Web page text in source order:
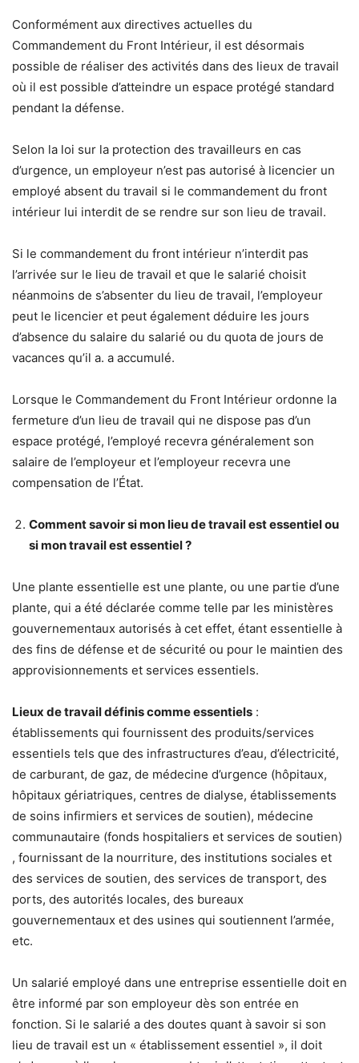
Conformément aux directives actuelles du
Commandement du Front Intérieur, il est désormais
possible de réaliser des activités dans des lieux de travail
où il est possible d’atteindre un espace protégé standard
pendant la défense.
Selon la loi sur la protection des travailleurs en cas
d’urgence, un employeur n’est pas autorisé à licencier un
employé absent du travail si le commandement du front
intérieur lui interdit de se rendre sur son lieu de travail.
Si le commandement du front intérieur n’interdit pas
l’arrivée sur le lieu de travail et que le salarié choisit
néanmoins de s’absenter du lieu de travail, l’employeur
peut le licencier et peut également déduire les jours
d’absence du salaire du salarié ou du quota de jours de
vacances qu’il a. a accumulé.
Lorsque le Commandement du Front Intérieur ordonne la
fermeture d’un lieu de travail qui ne dispose pas d’un
espace protégé, l’employé recevra généralement son
salaire de l’employeur et l’employeur recevra une
compensation de l’État.
Comment savoir si mon lieu de travail est essentiel ou
si mon travail est essentiel ?
Une plante essentielle est une plante, ou une partie d’une
plante, qui a été déclarée comme telle par les ministères
gouvernementaux autorisés à cet effet, étant essentielle à
des fins de défense et de sécurité ou pour le maintien des
approvisionnements et services essentiels.
Lieux de travail définis comme essentiels :
établissements qui fournissent des produits/services
essentiels tels que des infrastructures d’eau, d’électricité,
de carburant, de gaz, de médecine d’urgence (hôpitaux,
hôpitaux gériatriques, centres de dialyse, établissements
de soins infirmiers et services de soutien), médecine
communautaire (fonds hospitaliers et services de soutien)
, fournissant de la nourriture, des institutions sociales et
des services de soutien, des services de transport, des
ports, des autorités locales, des bureaux
gouvernementaux et des usines qui soutiennent l’armée,
etc.
Un salarié employé dans une entreprise essentielle doit en
être informé par son employeur dès son entrée en
fonction. Si le salarié a des doutes quant à savoir si son
lieu de travail est un « établissement essentiel », il doit